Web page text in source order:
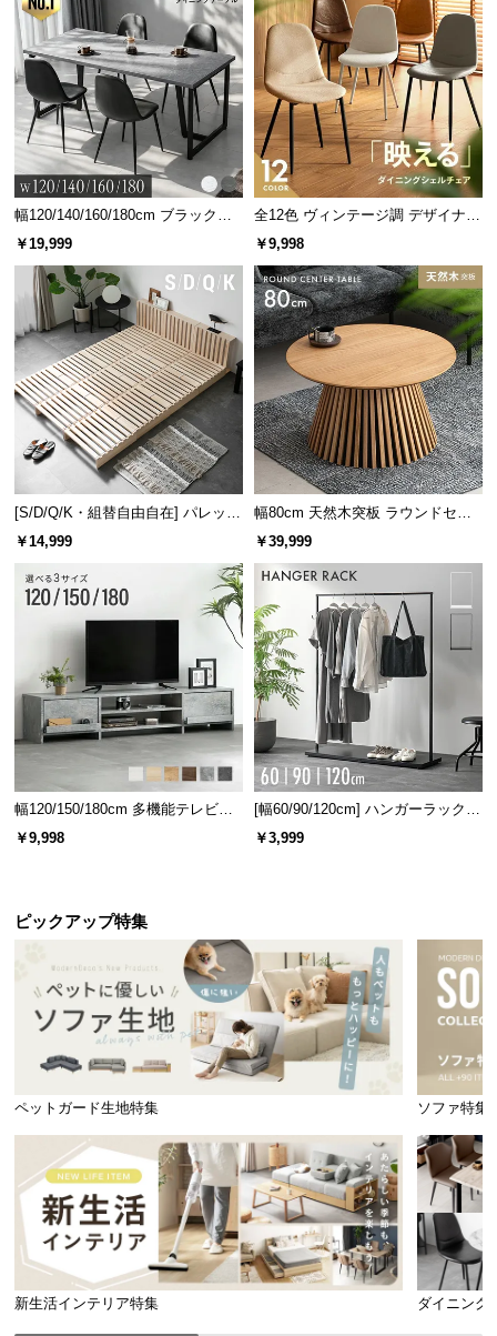
情
報
o.,
幅120/140/160/180cm ブラックフ
レーム ダイニング 大理石調 4人掛
￥19,999
全12色 ヴィンテージ調 デザイナー
ズシェルチェア
￥9,998
[S/D/Q/K・組替自由自在] パレット
ベッド 8/12/16枚セット
￥14,999
幅80cm 天然木突板 ラウンドセン
ターテーブル 美しい格子デザイン
￥39,999
幅120/150/180cm 多機能テレビボ
ード 木目/石目調 オープン収納・
￥9,998
[幅60/90/120cm] ハンガーラック
スチール 4段階高さ調節 サイドフ
￥3,999
ピックアップ特集
ペットガード生地特集 ソファ特集
新生活インテリア特集 ダイニング